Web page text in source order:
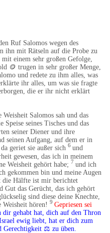
Ruf Salomos wegen des
ihn mit Rätseln auf die Probe zu
einem sehr großen Gefolge,
🪙 trugen in sehr großer Menge,
und redete zu ihm alles, was
ihr alles, um was sie fragte
die er ihr nicht erklärt
Salomos sah und das
Speise seines Tisches und das
seiner Diener und ihre
seinen Aufgang, auf dem er in
geriet sie außer sich6und
gewesen, das ich in meinem
Weisheit gehört habe; 7und ich
gekommen bin und meine Augen
die Hälfte ist mir berichtet
Gut das Gerücht, das ich gehört
sind diese deine Knechte,
Weisheit hören!9Gepriesen sei
dir gehabt hat, dich auf den Thron
ewig liebt, hat er dich zum
⚖️ zu üben.